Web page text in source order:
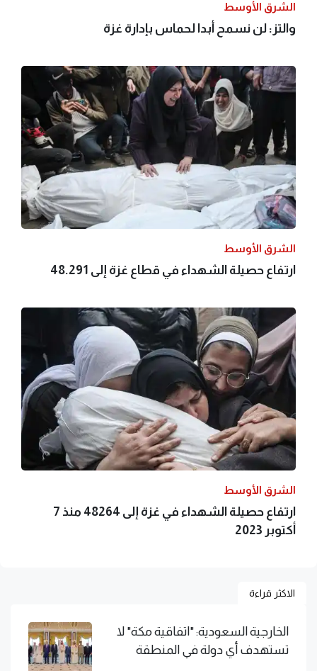
الشرق الأوسط
والتز: لن نسمح أبدا لحماس بإدارة غزة
الشرق الأوسط
ارتفاع حصيلة الشهداء في قطاع غزة إلى 48.291
الشرق الأوسط
ارتفاع حصيلة الشهداء في غزة إلى 48264 منذ 7
أكتوبر 2023
الاكثر قراءة
الخارجية السعودية: "اتفاقية مكة" لا
تستهدف أي دولة في المنطقة